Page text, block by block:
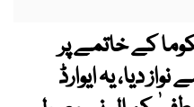
کے خاتمے پر
دیا، یہ ایوارڈ